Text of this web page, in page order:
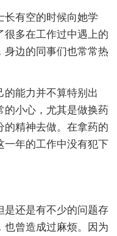
有空的时候向她学
很多在工作过中遇上的
身边的同事们也常常热
能力并不算特别出
的小心，尤其是做换药
的精神去做。在拿药的
一年的工作中没有犯下
还是有不少的问题存
也曾造成过麻烦。因为